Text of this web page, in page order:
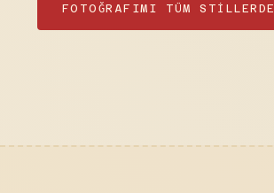
FOTOĞRAFIMI TÜM